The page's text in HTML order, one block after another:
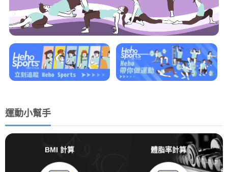
運動小幫手
BMI 計算 體脂率計算